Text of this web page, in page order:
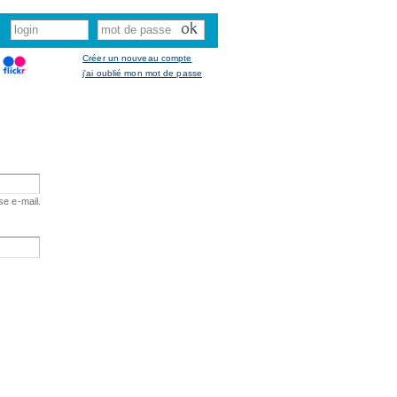
Créer un nouveau compte
j'ai oublié mon mot de passe
e-mail.